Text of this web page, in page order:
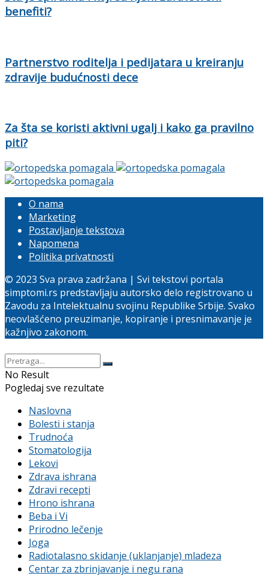
benefiti?
Partnerstvo roditelja i pedijatara u kreiranju
zdravije budućnosti dece
Za šta se koristi aktivni ugalj i kako ga pravilno
piti?
O nama
Marketing
Postavljanje tekstova
Napomena
Politika privatnosti
© 2023 Sva prava zadržana | Svi tekstovi portala
simptomi.rs predstavljaju autorsko delo registrovano u
Zavodu za Intelektualnu svojinu Republike Srbije. Svako
neovlašćeno preuzimanje, kopiranje i presnimavanje je
kažnjivo zakonom.
No Result
Pogledaj sve rezultate
Naslovna
Bolesti i stanja
Trudnoća
Stomatologija
Lekovi
Zdrava ishrana
Zdravi recepti
Hrono ishrana
Beba i Vi
Prirodno lečenje
Joga
Radiotalasno skidanje (uklanjanje) mladeza
Centar za zbrinjavanje i negu rana